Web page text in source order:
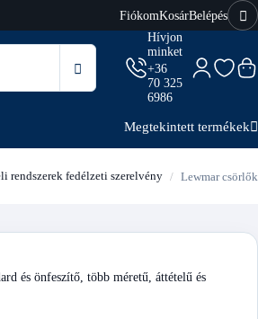
FiókomKosárBelépés
Hívjon
minket
+36
70 325
6986
Megtekintett termékek
rendszerek fedélzeti szerelvény Lewmar csörlők
és önfeszítő, több méretű, áttételű és